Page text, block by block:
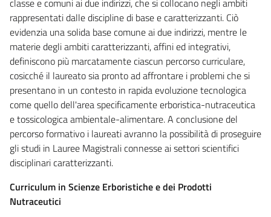
classe e comuni ai due indirizzi, che si collocano negli ambiti
rappresentati dalle discipline di base e caratterizzanti. Ciò
evidenzia una solida base comune ai due indirizzi, mentre le
materie degli ambiti caratterizzanti, affini ed integrativi,
definiscono più marcatamente ciascun percorso curriculare,
cosicché il laureato sia pronto ad affrontare i problemi che si
presentano in un contesto in rapida evoluzione tecnologica
come quello dell'area specificamente erboristica-nutraceutica
e tossicologica ambientale-alimentare. A conclusione del
percorso formativo i laureati avranno la possibilità di proseguire
gli studi in Lauree Magistrali connesse ai settori scientifici
disciplinari caratterizzanti.
Curriculum in Scienze Erboristiche e dei Prodotti
Nutraceutici